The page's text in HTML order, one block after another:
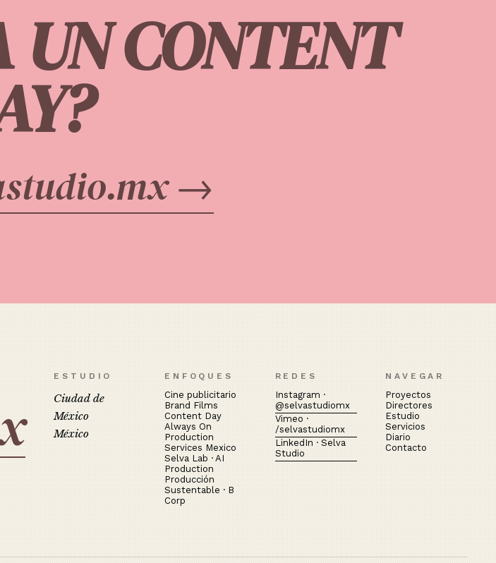
CONTENT
→
ESTUDIO
Ciudad de
México
México
ENFOQUES
Cine publicitario
Brand Films
Content Day
Always On
Production
Services Mexico
Selva Lab · AI
Production
Producción
Sustentable · B
Corp
REDES
Instagram ·
@selvastudiomx
Vimeo ·
/selvastudiomx
LinkedIn · Selva
Studio
NAVEGAR
Proyectos
Directores
Estudio
Servicios
Diario
Contacto